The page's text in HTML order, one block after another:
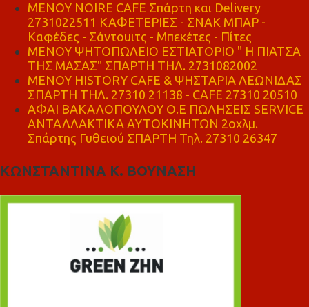
MENOY NOIRE CAFE Σπάρτη και Delivery
2731022511 ΚΑΦΕΤΕΡΙΕΣ - ΣΝΑΚ ΜΠΑΡ -
Καφέδες - Σάντουιτς - Μπεκέτες - Πίτες
ΜΕΝΟΥ ΨΗΤΟΠΩΛΕΙΟ ΕΣΤΙΑΤΟΡΙΟ " Η ΠΙΑΤΣΑ
ΤΗΣ ΜΑΣΑΣ" ΣΠΑΡΤΗ ΤΗΛ. 2731082002
ΜΕΝΟΥ HISTORY CAFE & ΨΗΣΤΑΡΙΑ ΛΕΩΝΙΔΑΣ
ΣΠΑΡΤΗ ΤΗΛ. 27310 21138 - CAFE 27310 20510
ΑΦΑΙ ΒΑΚΑΛΟΠΟΥΛΟΥ Ο.Ε ΠΩΛΗΣΕΙΣ SERVICE
ΑΝΤΑΛΛΑΚΤΙΚΑ ΑΥΤΟΚΙΝΗΤΩΝ 2οχλμ.
Σπάρτης Γυθειού ΣΠΑΡΤΗ Τηλ. 27310 26347
ΚΩΝΣΤΑΝΤΙΝΑ Κ. ΒΟΥΝΑΣΗ